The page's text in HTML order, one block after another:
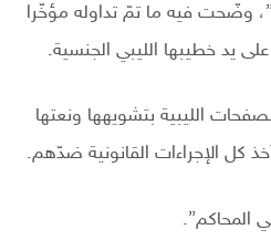
وضّحت فيه ما تمّ تداوله مؤخّرا
يد خطيبها الليبي الجنسية.
الليبية بتشويهها ونعتها
كل الإجراءات القانونية ضدّهم.
المحاكم”.